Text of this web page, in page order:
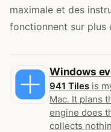
maximale et des
fonctionnent sur plus
Windows
941 Tiles is
Mac. It plans
engine does
collects